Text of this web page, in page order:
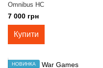
Omnibus HC
7 000 грн
Купити
НОВИНКА